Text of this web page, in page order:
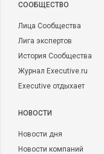
CООБЩЕСТВО
Лица Сообщества
Лига экспертов
История Сообщества
Журнал Executive.ru
Executive отдыхает
НОВОСТИ
Новости дня
Новости компаний